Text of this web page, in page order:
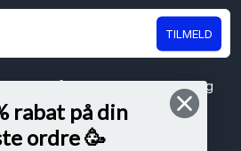
TILMELD
og få spændende nyheder og
rabat på din
ordre 🥳